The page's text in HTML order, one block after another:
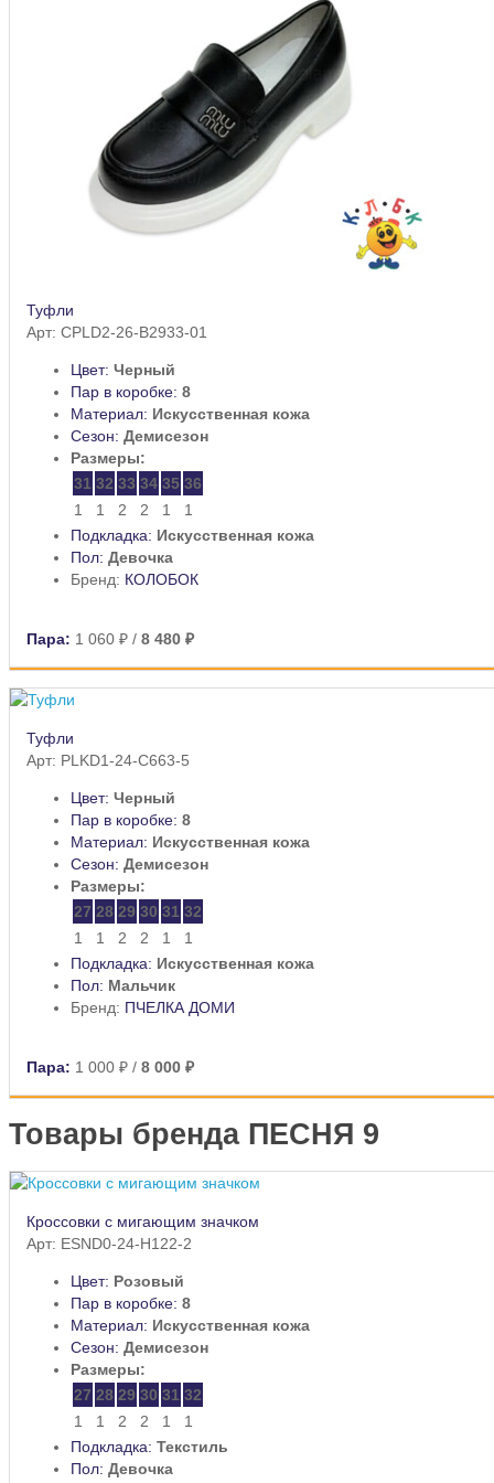
Туфли
Арт: CPLD2-26-B2933-01
Цвет: Черный
Пар в коробке: 8
Материал: Искусственная кожа
Сезон: Демисезон
Размеры:
31 32 33 34 35 36
1
1 2 2 1
1
Подкладка: Искусственная кожа
Пол: Девочка
Бренд: КОЛОБОК
Пара: 1 060 ₽ / 8 480 ₽
Туфли
Арт: PLKD1-24-C663-5
Цвет: Черный
Пар в коробке: 8
Материал: Искусственная кожа
Сезон: Демисезон
Размеры:
27 28 29 30 31 32
1
1 2 2 1
1
Подкладка: Искусственная кожа
Пол: Мальчик
Бренд: ПЧЕЛКА ДОМИ
Пара: 1 000 ₽ / 8 000 ₽
Товары бренда ПЕСНЯ 9
Кроссовки с мигающим значком
Арт: ESND0-24-H122-2
Цвет: Розовый
Пар в коробке: 8
Материал: Искусственная кожа
Сезон: Демисезон
Размеры:
27 28 29 30 31 32
1
1 2 2 1
1
Подкладка: Текстиль
Пол: Девочка